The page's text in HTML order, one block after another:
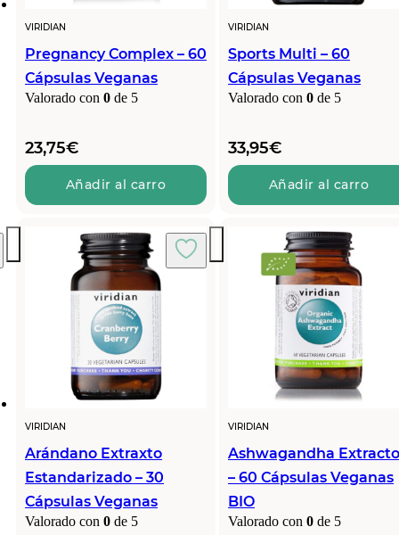
VIRIDIAN
Pregnancy Complex – 60
Cápsulas Veganas
Valorado con 0 de 5
23,75€
Añadir al carro
VIRIDIAN
Sports Multi – 60
Cápsulas Veganas
Valorado con 0 de 5
33,95€
Añadir al carro
VIRIDIAN
Arándano Extraxto
Estandarizado – 30
Cápsulas Veganas
Valorado con 0 de 5
VIRIDIAN
Ashwagandha Extracto
– 60 Cápsulas Veganas
BIO
Valorado con 0 de 5